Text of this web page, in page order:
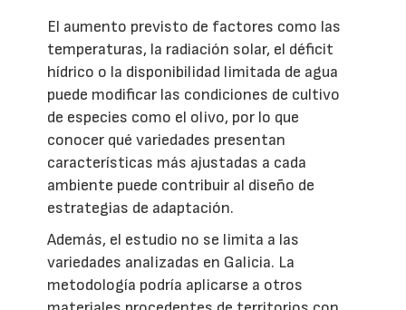
El aumento previsto de factores como las
temperaturas, la radiación solar, el déficit
hídrico o la disponibilidad limitada de agua
puede modificar las condiciones de cultivo
de especies como el olivo, por lo que
conocer qué variedades presentan
características más ajustadas a cada
ambiente puede contribuir al diseño de
estrategias de adaptación.
Además, el estudio no se limita a las
variedades analizadas en Galicia. La
metodología podría aplicarse a otros